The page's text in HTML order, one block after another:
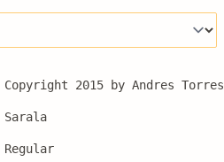
Copyright 2015 by Andres
Sarala
Regular